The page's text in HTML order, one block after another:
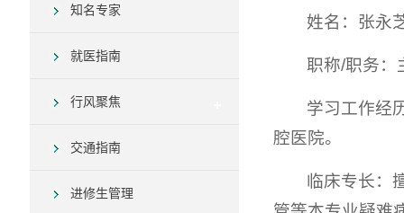
知名专家
就医指南
行风聚焦
交通指南
进修生管理
姓名：张永
职称/职务：
学习工作经
腔医院。
临床专长：